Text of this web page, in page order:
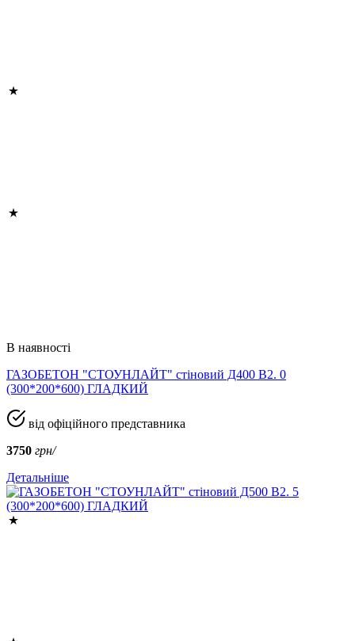
В наявності
ГАЗОБЕТОН "СТОУНЛАЙТ" стіновий Д400 В2. 0
(300*200*600) ГЛАДКИЙ
від офіційного представника
3750 грн/
Детальніше